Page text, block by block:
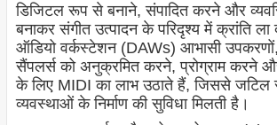
डिजिटल रूप से बनाने, संपादित करने और
बनाकर संगीत उत्पादन के परिदृश्य में क्रांति ला
ऑडियो वर्कस्टेशन (DAWs) आभासी
सैंपलर्स को अनुक्रमित करने, प्रोग्राम करने
के लिए MIDI का लाभ उठाते हैं, जिससे
व्यवस्थाओं के निर्माण की सुविधा मिलती है।